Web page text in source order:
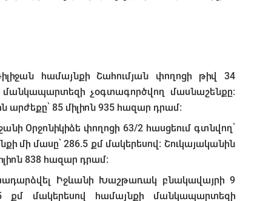
համայնքի Շահումյան փողոցի թիվ 34
մանկապարտեզի չօգտագործվող մասնաշենքը:
85 միլիոն 935 հազար դրամ:
Օրջոնիկիձե փողոցի 63/2 հասցեում գտնվող՝
մի մասը՝ 286.5 քմ մակերեսով: Շուկայականին
838 հազար դրամ:
Իջևանի Խաշթառակ բնակավայրի 9
քմ մակերեսով համայնքի մանկապարտեզի